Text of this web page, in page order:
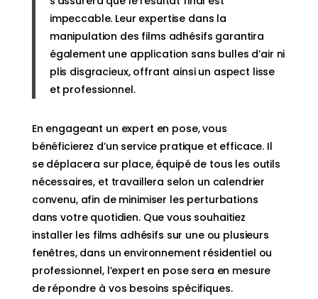
impeccable. Leur expertise dans la
manipulation des films adhésifs garantira
également une application sans bulles d’air ni
plis disgracieux, offrant ainsi un aspect lisse
et professionnel.
En engageant un expert en pose, vous
bénéficierez d’un service pratique et efficace. Il
se déplacera sur place, équipé de tous les outils
nécessaires, et travaillera selon un calendrier
convenu, afin de minimiser les perturbations
dans votre quotidien. Que vous souhaitiez
installer les films adhésifs sur une ou plusieurs
fenêtres, dans un environnement résidentiel ou
professionnel, l’expert en pose sera en mesure
de répondre à vos besoins spécifiques.